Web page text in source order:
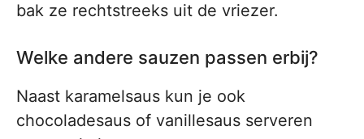
bak ze rechtstreeks uit de vriezer.
Welke andere sauzen passen erbij?
Naast karamelsaus kun je ook
chocoladesaus of vanillesaus serveren